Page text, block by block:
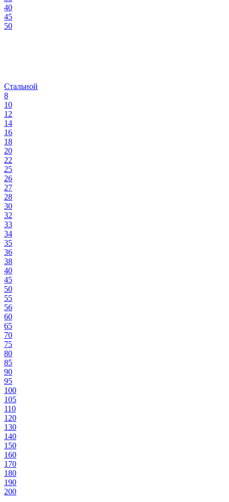
40
45
50
Стальной
8
10
12
14
16
18
20
22
25
26
27
28
30
32
33
34
35
36
38
40
45
50
55
56
60
65
70
75
80
85
90
95
100
105
110
120
130
140
150
160
170
180
190
200